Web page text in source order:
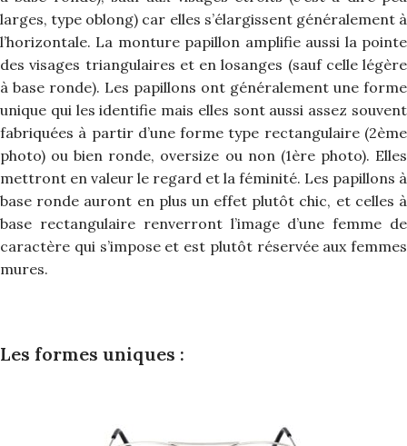
larges, type oblong) car elles s’élargissent généralement à
l’horizontale. La monture papillon amplifie aussi la pointe
des visages triangulaires et en losanges (sauf celle légère
à base ronde). Les papillons ont généralement une forme
unique qui les identifie mais elles sont aussi assez souvent
fabriquées à partir d’une forme type rectangulaire (2ème
photo) ou bien ronde, oversize ou non (1ère photo). Elles
mettront en valeur le regard et la féminité. Les papillons à
base ronde auront en plus un effet plutôt chic, et celles à
base rectangulaire renverront l’image d’une femme de
caractère qui s’impose et est plutôt réservée aux femmes
mures.
Les formes uniques :